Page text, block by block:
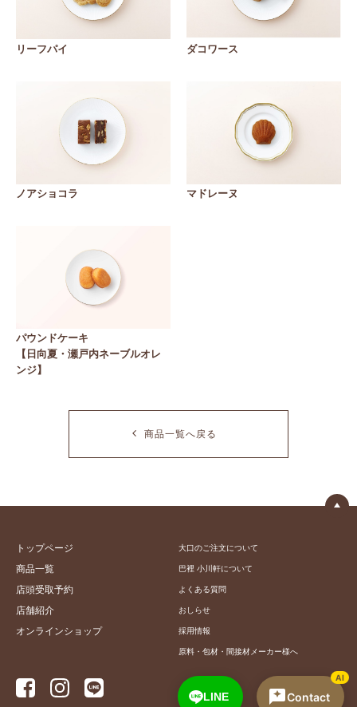
リーフパイ ダコワース
ノアショコラ マドレーヌ
パウンドケーキ
【日向夏・瀬戸内ネーブルオレ
ンジ】
商品一覧へ戻る
トップページ
商品一覧
店頭受取予約
店舗紹介
オンラインショップ
大口のご注文について
巴裡 小川軒について
よくある質問
おしらせ
採用情報
原料・包材・間接材メーカー様へ
LINE Contact
AI